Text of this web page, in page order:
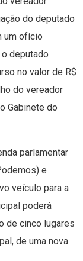
do deputado
um ofício
deputado
no valor de R$
do vereador
Gabinete do
parlamentar
e
veículo para a
poderá
de cinco lugares
de uma nova